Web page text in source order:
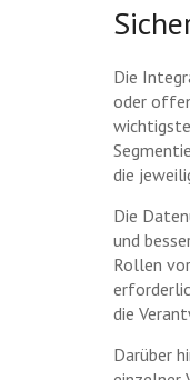
Die
oder
die
Die
und
Rollen
die
Darüber